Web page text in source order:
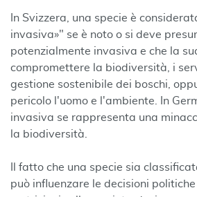
In Svizzera, una specie è
invasiva»" se è noto o si deve
potenzialmente invasiva e che la
compromettere la biodiversità, i
gestione sostenibile dei boschi,
pericolo l'uomo e l'ambiente. In
invasiva se rappresenta una
la biodiversità.
Il fatto che una specie sia
può influenzare le decisioni